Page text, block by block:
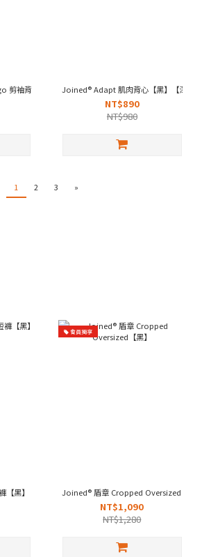
剪袖背心【黑/黃】Joined® Adapt 肌肉背心【黑】【深藍
NT$890
NT$980
1 2 3 »
黑】
會員獨享
Joined® 盾章 Cropped Oversized【黑
NT$1,090
NT$1,280